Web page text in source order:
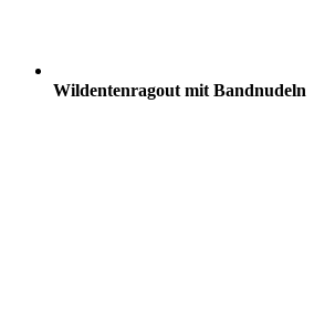
Wildentenragout mit Bandnudeln